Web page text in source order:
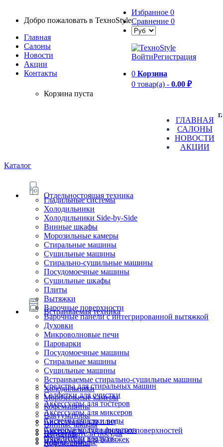
Добро пожаловать в TexноStyle
Главная
Салоны
Новости
Aкции
Контакты
Избранное 0
Сравнение 0
ВойтиРегистрация
0 Корзина
0 товар(а) - 0.00 ₽
Корзина пуста
ГЛАВНАЯ
САЛОНЫ
НОВОСТИ
АКЦИИ
Каталог
Отдельностоящая техника
Гладильные системы
Холодильники
Холодильники Side-by-Side
Винные шкафы
Морозильные камеры
Стиральные машины
Сушильные машины
Стирально-сушильные машины
Посудомоечные машины
Сушильные шкафы
Плиты
Встраиваемая техника
Вытяжки
Варочные поверхности
Варочные панели с интегрированной вытяжкой
Духовки
Микроволновые печи
Пароварки
Посудомоечные машины
Стиральные машины
Сушильные машины
Встраиваемые стирально-сушильные машины
Холодильники
Морозильные камеры
Кофемашины
Вакууматоры
Винные шкафы
Подогреватели посуды
Ящики сомелье
Блендеры
Кофемашины
Очистители воздуха
Системы очистки воды
Сменные модули фильтров
Аксессуары для тостеров
Аксессуары для миксеров
Аксессуары для плит
Аксессуары для варочных поверхностей
Аксессуары для вытяжек
Средства для стиральных машин
Салфетки для очистки